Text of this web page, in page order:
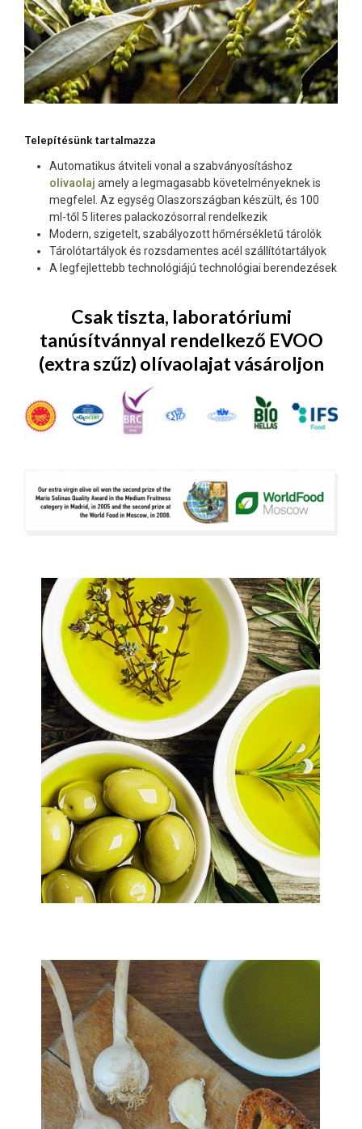
Telepítésünk tartalmazza
Automatikus átviteli vonal a szabványosításhoz
olivaolaj amely a legmagasabb követelményeknek is
megfelel. Az egység Olaszországban készült, és 100
ml-től 5 literes palackozósorral rendelkezik
Modern, szigetelt, szabályozott hőmérsékletű tárolók
Tárolótartályok és rozsdamentes acél szállítótartályok
A legfejlettebb technológiájú technológiai berendezések
Csak tiszta, laboratóriumi
tanúsítvánnyal rendelkező EVOO
(extra szűz) olívaolajat vásároljon